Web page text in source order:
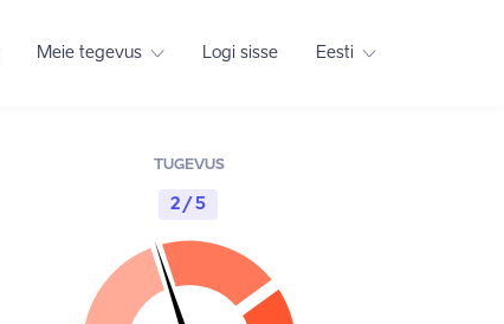
Meie tegevus Logi sisse Eesti
TUGEVUS
2 / 5